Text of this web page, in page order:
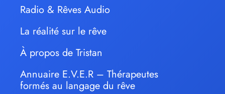
Radio & Rêves Audio
La réalité sur le rêve
À propos de Tristan
Annuaire E.V.E.R – Thérapeutes
formés au langage du rêve